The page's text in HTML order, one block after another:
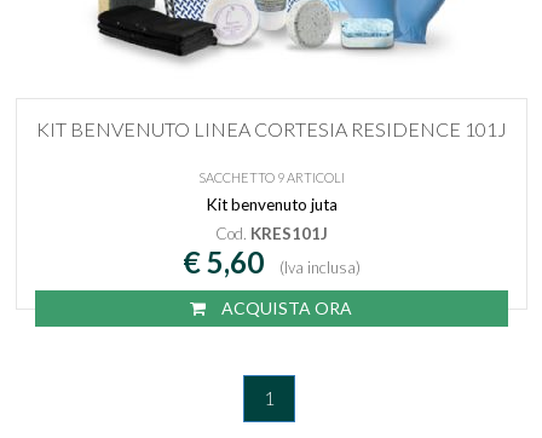
KIT BENVENUTO LINEA CORTESIA RESIDENCE 101J
SACCHETTO 9 ARTICOLI
Kit benvenuto juta
Cod. KRES101J
€ 5,60 (Iva inclusa)
ACQUISTA ORA
1